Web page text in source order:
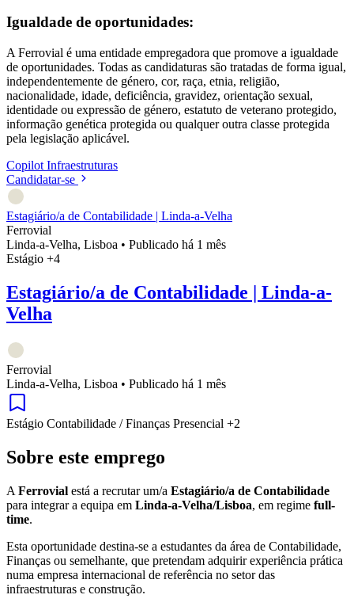
Igualdade de oportunidades:
A Ferrovial é uma entidade empregadora que promove a igualdade
de oportunidades. Todas as candidaturas são tratadas de forma igual,
independentemente de género, cor, raça, etnia, religião,
nacionalidade, idade, deficiência, gravidez, orientação sexual,
identidade ou expressão de género, estatuto de veterano protegido,
informação genética protegida ou qualquer outra classe protegida
pela legislação aplicável.
Copilot Infraestruturas
Candidatar-se
Estagiário/a de Contabilidade | Linda-a-Velha
Ferrovial
Linda-a-Velha, Lisboa • Publicado há 1 mês
Estágio +4
Estagiário/a de Contabilidade | Linda-a-
Velha
Ferrovial
Linda-a-Velha, Lisboa • Publicado há 1 mês
Estágio Contabilidade / Finanças Presencial +2
Sobre este emprego
A Ferrovial está a recrutar um/a Estagiário/a de Contabilidade
para integrar a equipa em Linda-a-Velha/Lisboa, em regime full-
time.
Esta oportunidade destina-se a estudantes da área de Contabilidade,
Finanças ou semelhante, que pretendam adquirir experiência prática
numa empresa internacional de referência no setor das
infraestruturas e construção.